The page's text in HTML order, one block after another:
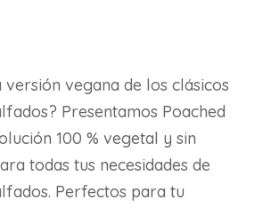
versión vegana de los clásicos
Presentamos Poached
100 % vegetal y sin
todas tus necesidades de
Perfectos para tu